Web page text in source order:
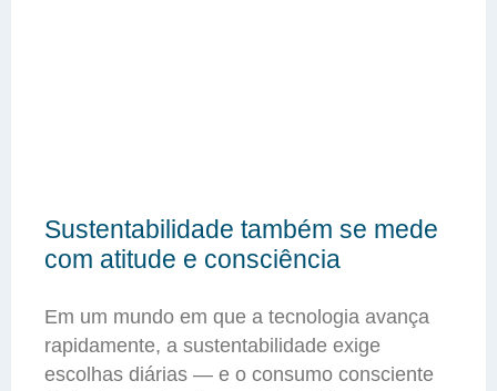
Sustentabilidade também se mede
com atitude e consciência
Em um mundo em que a tecnologia avança
rapidamente, a sustentabilidade exige
escolhas diárias — e o consumo consciente